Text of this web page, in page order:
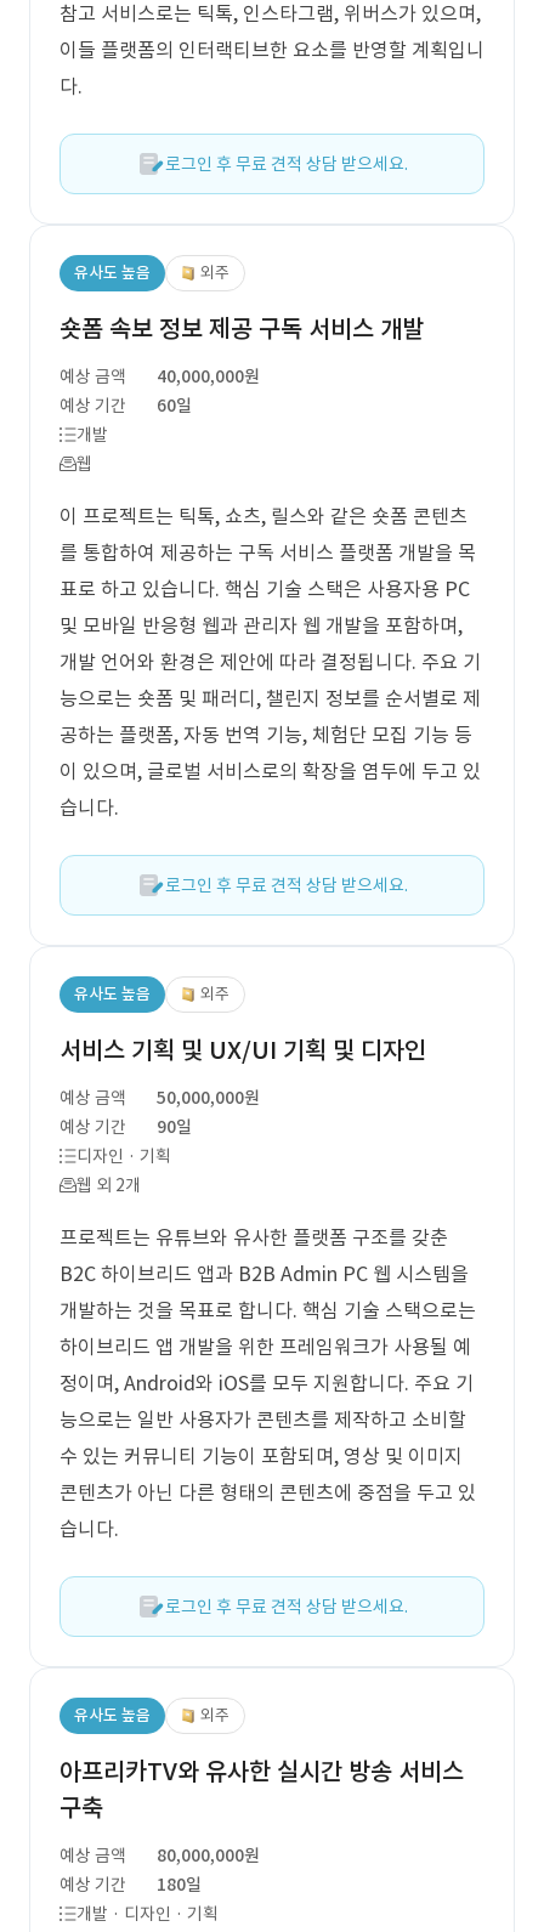
참고 서비스로는 틱톡, 인스타그램, 위버스가 있으며,
이들 플랫폼의 인터랙티브한 요소를 반영할 계획입니
다.
로그인 후 무료 견적 상담 받으세요.
유사도 높음 외주
숏폼 속보 정보 제공 구독 서비스 개발
예상 금액
40,000,000원
예상 기간
60일
개발
웹
이 프로젝트는 틱톡, 쇼츠, 릴스와 같은 숏폼 콘텐츠
를 통합하여 제공하는 구독 서비스 플랫폼 개발을 목
표로 하고 있습니다. 핵심 기술 스택은 사용자용 PC
및 모바일 반응형 웹과 관리자 웹 개발을 포함하며,
개발 언어와 환경은 제안에 따라 결정됩니다. 주요 기
능으로는 숏폼 및 패러디, 챌린지 정보를 순서별로 제
공하는 플랫폼, 자동 번역 기능, 체험단 모집 기능 등
이 있으며, 글로벌 서비스로의 확장을 염두에 두고 있
습니다.
로그인 후 무료 견적 상담 받으세요.
유사도 높음 외주
서비스 기획 및 UX/UI 기획 및 디자인
예상 금액
50,000,000원
예상 기간
90일
디자인 · 기획
웹 외 2개
프로젝트는 유튜브와 유사한 플랫폼 구조를 갖춘
B2C 하이브리드 앱과 B2B Admin PC 웹 시스템을
개발하는 것을 목표로 합니다. 핵심 기술 스택으로는
하이브리드 앱 개발을 위한 프레임워크가 사용될 예
정이며, Android와 iOS를 모두 지원합니다. 주요 기
능으로는 일반 사용자가 콘텐츠를 제작하고 소비할
수 있는 커뮤니티 기능이 포함되며, 영상 및 이미지
콘텐츠가 아닌 다른 형태의 콘텐츠에 중점을 두고 있
습니다.
로그인 후 무료 견적 상담 받으세요.
유사도 높음 외주
아프리카TV와 유사한 실시간 방송 서비스
구축
예상 금액
80,000,000원
예상 기간
180일
개발 · 디자인 · 기획